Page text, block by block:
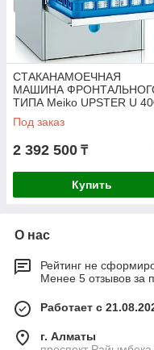
СТАКАНАМОЕЧНАЯ
МАШИНА
ТИПА Meiko UPSTER U
Под заказ
2 392 500 ₸
Купить
О нас
Рейтинг не
Менее 5 отзывов за
Работает с
г. Алматы